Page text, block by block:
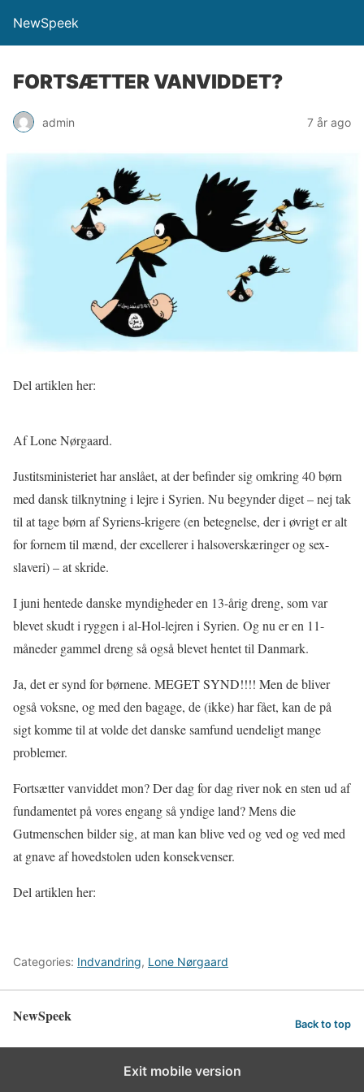
NewSpeek
FORTSÆTTER VANVIDDET?
admin 7 år ago
Del artiklen her:
Af Lone Nørgaard.
Justitsministeriet har anslået, at der befinder sig omkring 40 børn
med dansk tilknytning i lejre i Syrien. Nu begynder diget – nej tak
til at tage børn af Syriens-krigere (en betegnelse, der i øvrigt er alt
for fornem til mænd, der excellerer i halsoverskæringer og sex-
slaveri) – at skride.
I juni hentede danske myndigheder en 13-årig dreng, som var
blevet skudt i ryggen i al-Hol-lejren i Syrien. Og nu er en 11-
måneder gammel dreng så også blevet hentet til Danmark.
Ja, det er synd for børnene. MEGET SYND!!!! Men de bliver
også voksne, og med den bagage, de (ikke) har fået, kan de på
sigt komme til at volde det danske samfund uendeligt mange
problemer.
Fortsætter vanviddet mon? Der dag for dag river nok en sten ud af
fundamentet på vores engang så yndige land? Mens die
Gutmenschen bilder sig, at man kan blive ved og ved og ved med
at gnave af hovedstolen uden konsekvenser.
Del artiklen her:
Categories: Indvandring, Lone Nørgaard
NewSpeek Back to top
Exit mobile version